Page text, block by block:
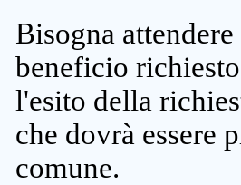
Bisogna
beneficio
l'esito della
che dovrà essere
comune.